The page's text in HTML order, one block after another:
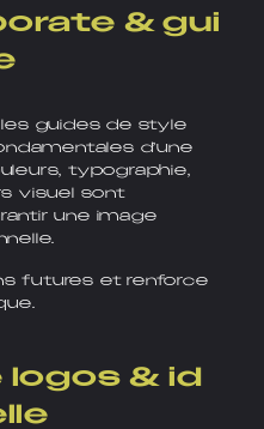
& gui
guides de style
d’une
typographie,
visuel sont
une image
futures et renforce
& id